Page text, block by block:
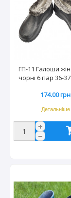
ГП-11 Галоши
чорні 6 пар 36-
174.00 грн
Детальніше